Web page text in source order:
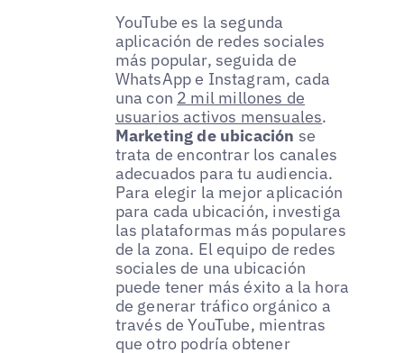
YouTube es la segunda
aplicación de redes sociales
más popular, seguida de
WhatsApp e Instagram, cada
una con 2 mil millones de
usuarios activos mensuales.
Marketing de ubicación se
trata de encontrar los canales
adecuados para tu audiencia.
Para elegir la mejor aplicación
para cada ubicación, investiga
las plataformas más populares
de la zona. El equipo de redes
sociales de una ubicación
puede tener más éxito a la hora
de generar tráfico orgánico a
través de YouTube, mientras
que otro podría obtener